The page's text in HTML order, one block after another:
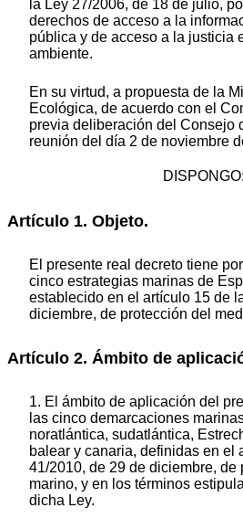
la Ley 27/2006, de 18 de julio,
derechos de acceso a la
pública y de acceso a la justicia
ambiente.
En su virtud, a propuesta de la
Ecológica, de acuerdo con el
previa deliberación del Consejo
reunión del día 2 de noviembre
DISPONGO:
Artículo 1. Objeto.
El presente real decreto tiene
cinco estrategias marinas de
establecido en el artículo 15 de
diciembre, de protección del
Artículo 2. Ámbito de
1. El ámbito de aplicación del
las cinco demarcaciones
noratlántica, sudatlántica,
balear y canaria, definidas en el
41/2010, de 29 de diciembre, de
marino, y en los términos
dicha Ley.